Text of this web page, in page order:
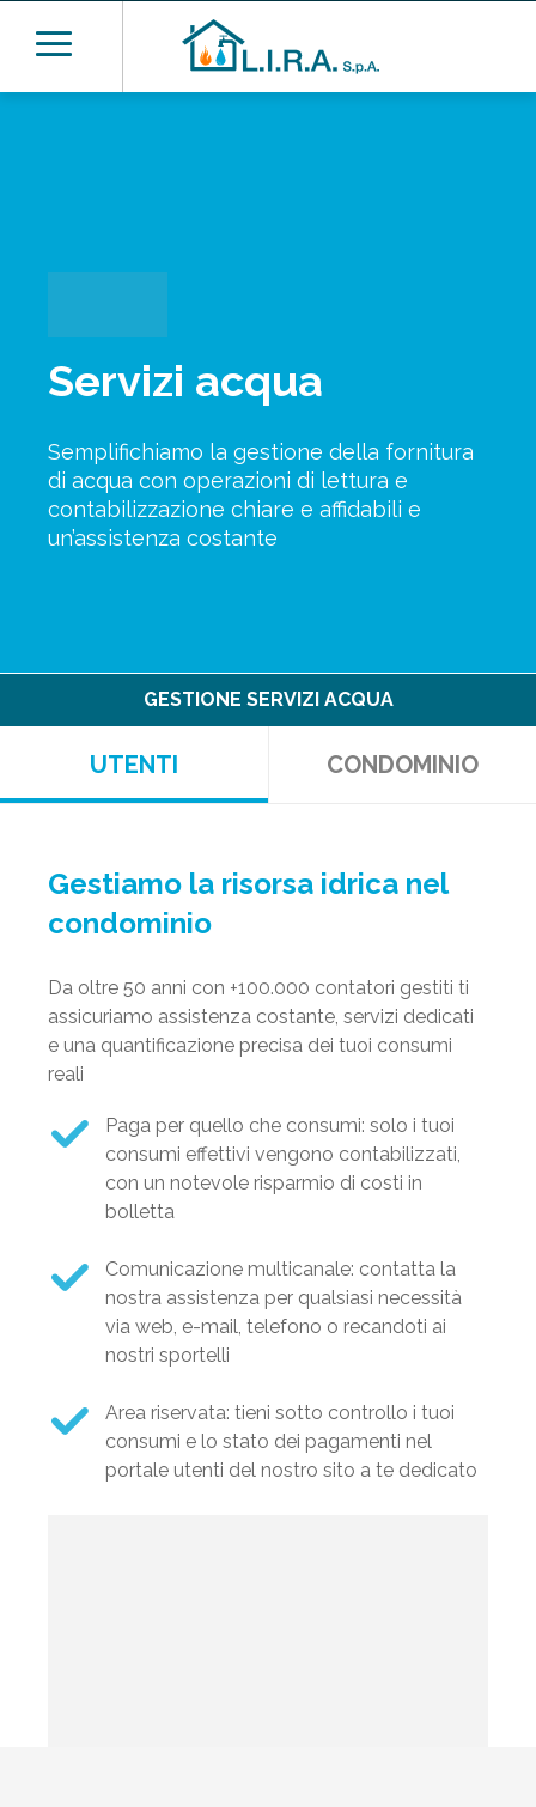
Servizi acqua
Semplifichiamo la gestione della fornitura
di acqua con operazioni di lettura e
contabilizzazione chiare e affidabili e
un’assistenza costante
GESTIONE SERVIZI ACQUA
UTENTI CONDOMINIO
Gestiamo la risorsa idrica nel
condominio
Da oltre 50 anni con +100.000 contatori gestiti ti
assicuriamo assistenza costante, servizi dedicati
e una quantificazione precisa dei tuoi consumi
reali
Paga per quello che consumi: solo i tuoi
consumi effettivi vengono contabilizzati,
con un notevole risparmio di costi in
bolletta
Comunicazione multicanale: contatta la
nostra assistenza per qualsiasi necessità
via web, e-mail, telefono o recandoti ai
nostri sportelli
Area riservata: tieni sotto controllo i tuoi
consumi e lo stato dei pagamenti nel
portale utenti del nostro sito a te dedicato